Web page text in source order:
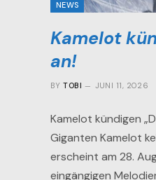
NEWS
Kamelot
an!
BY TOBI JUNI 11, 2026
Kamelot kündigen
Giganten Kamelot
erscheint am 28.
eingängigen